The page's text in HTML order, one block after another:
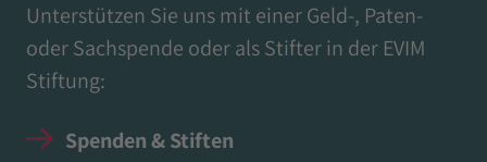
Unterstützen Sie uns mit einer Geld-, Paten-
oder Sachspende oder als Stifter in der EVIM
Stiftung:
Spenden & Stiften